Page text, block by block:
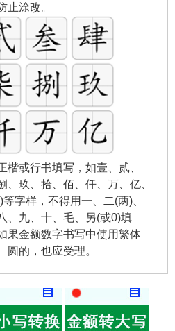
止涂改。
楷或行书填写，如壹、贰、
、玖、拾、佰、仟、万、亿、
字样，不得用一、二(两)、
、九、十、毛、另(或0)填
果金额数字书写中使用繁体
圆的，也应受理。